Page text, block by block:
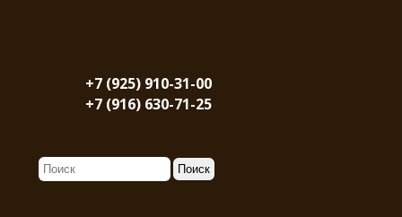
+7 (925) 910-31-00
+7 (916) 630-71-25